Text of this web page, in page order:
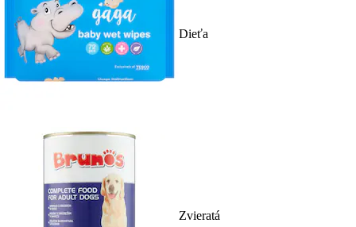
Dieťa
Zvieratá